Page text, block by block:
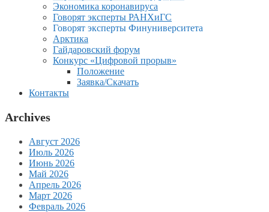
Экономика коронавируса
Говорят эксперты РАНХиГС
Говорят эксперты Финуниверситета
Арктика
Гайдаровский форум
Конкурс «Цифровой прорыв»
Положение
Заявка/Скачать
Контакты
Archives
Август 2026
Июль 2026
Июнь 2026
Май 2026
Апрель 2026
Март 2026
Февраль 2026